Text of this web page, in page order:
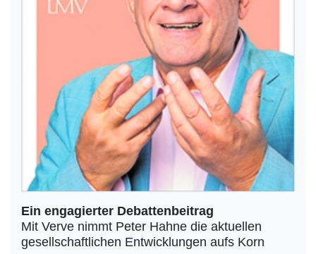
Ein engagierter Debattenbeitrag
Mit Verve nimmt Peter Hahne die aktuellen
gesellschaftlichen Entwicklungen aufs Korn